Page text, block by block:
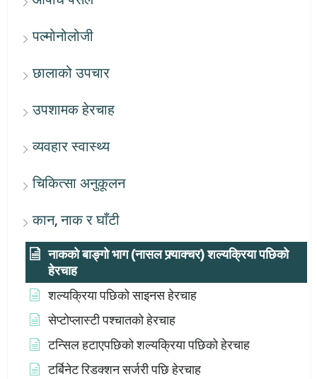
पल्मोनोलोजी
छालाको उपचार
उपशामक हेरचाह
व्यवहार स्वास्थ्य
चिकित्सा अनुकूलन
कान, नाक र घाँटी
नाकको बाङ्गो भाग (नासल फ्र्याक्चर) शल्यक्रिया पछिको
हेरचाह
शल्यक्रिया पछिको साइनस हेरचाह
सेप्टोप्लास्टी पश्चातको हेरचाह
टन्सिल हटाएपछिको शल्यक्रिया पछिको हेरचाह
टर्बिनेट रिडक्शन सर्जरी पछि हेरचाह